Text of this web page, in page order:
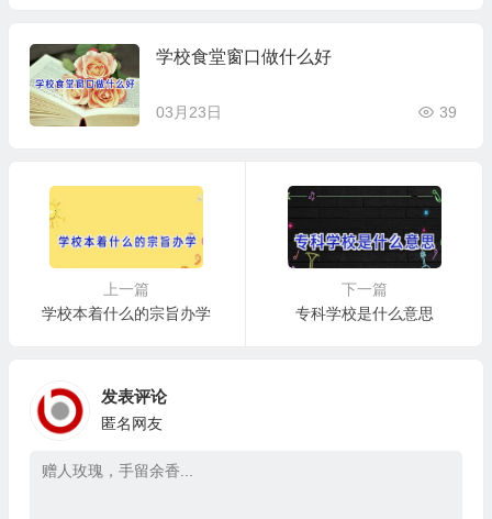
学校食堂窗口做什么好
03月23日 39
上一篇
学校本着什么的宗旨办学
下一篇
专科学校是什么意思
发表评论
匿名网友